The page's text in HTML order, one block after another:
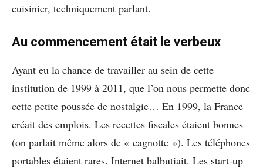
cuisinier, techniquement parlant.
Au commencement était le verbeux
Ayant eu la chance de travailler au sein de cette
institution de 1999 à 2011, que l’on nous permette donc
cette petite poussée de nostalgie… En 1999, la France
créait des emplois. Les recettes fiscales étaient bonnes
(on parlait même alors de « cagnotte »). Les téléphones
portables étaient rares. Internet balbutiait. Les start-up